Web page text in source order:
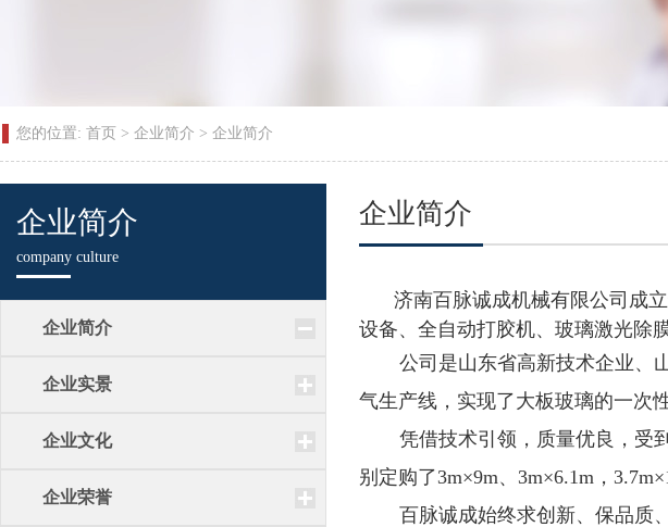
您的位置: 首页 > 企业简介 > 企业简介
企业简介
company culture
企业简介
企业实景
企业文化
企业荣誉
企业简介
济南百脉诚成机械有限公司成立
设备、全自动打胶机、玻璃激光除膜
公司是山东省高新技术企业、
气生产线，实现了大板玻璃的一次
凭借技术引领，质量优良，受
别定购了3m×9m、3m×6.1m，3.7m
百脉诚成始终求创新、保品质